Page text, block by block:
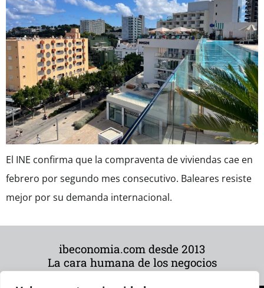
El INE confirma que la compraventa de viviendas cae en
febrero por segundo mes consecutivo. Baleares resiste
mejor por su demanda internacional.
ibeconomia.com desde 2013
La cara humana de los negocios